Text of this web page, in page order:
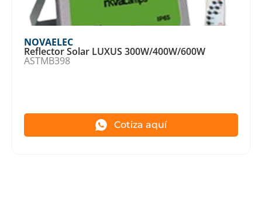
NOVAELEC
Reflector Solar LUXUS 300W/400W/600W
ASTMB398
Cotiza aquí